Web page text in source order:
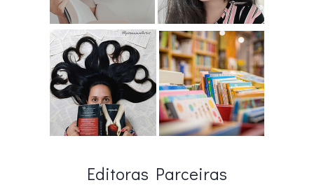
Editoras Parceiras